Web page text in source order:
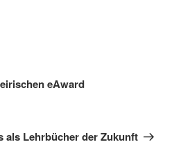
eAward
als Lehrbücher der Zukunft